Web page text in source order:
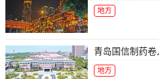
地方
青岛国信制药卷
地方